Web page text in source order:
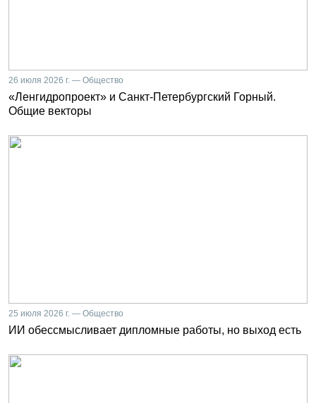
26 июля 2026 г. — Общество
«Ленгидропроект» и Санкт-Петербургский Горный.
Общие векторы
25 июля 2026 г. — Общество
ИИ обессмысливает дипломные работы, но выход есть